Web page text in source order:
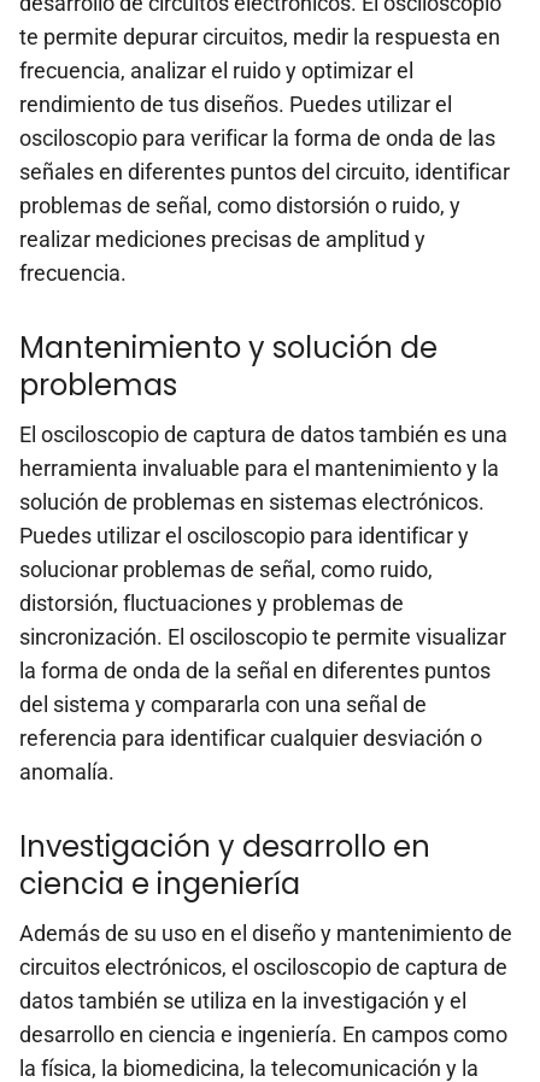
te permite depurar circuitos, medir la respuesta en
frecuencia, analizar el ruido y optimizar el
rendimiento de tus diseños. Puedes utilizar el
osciloscopio para verificar la forma de onda de las
señales en diferentes puntos del circuito, identificar
problemas de señal, como distorsión o ruido, y
realizar mediciones precisas de amplitud y
frecuencia.
Mantenimiento y solución de
problemas
El osciloscopio de captura de datos también es una
herramienta invaluable para el mantenimiento y la
solución de problemas en sistemas electrónicos.
Puedes utilizar el osciloscopio para identificar y
solucionar problemas de señal, como ruido,
distorsión, fluctuaciones y problemas de
sincronización. El osciloscopio te permite visualizar
la forma de onda de la señal en diferentes puntos
del sistema y compararla con una señal de
referencia para identificar cualquier desviación o
anomalía.
Investigación y desarrollo en
ciencia e ingeniería
Además de su uso en el diseño y mantenimiento de
circuitos electrónicos, el osciloscopio de captura de
datos también se utiliza en la investigación y el
desarrollo en ciencia e ingeniería. En campos como
la física, la biomedicina, la telecomunicación y la